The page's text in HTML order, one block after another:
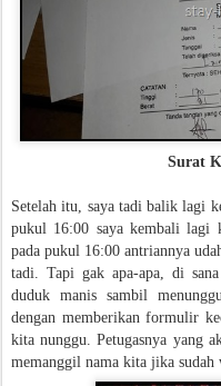
Surat
Setelah itu, saya tadi balik lagi
pukul 16:00 saya kembali lagi
pada pukul 16:00 antriannya
tadi. Tapi gak apa-apa, di
duduk manis sambil
dengan memberikan formulir
kita nunggu. Petugasnya yang
memanggil nama kita jika sudah